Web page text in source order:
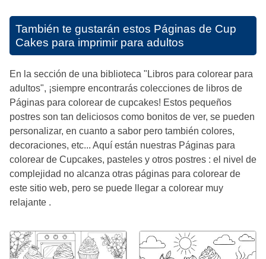
También te gustarán estos Páginas de Cup
Cakes para imprimir para adultos
En la sección de una biblioteca "Libros para colorear para
adultos", ¡siempre encontrarás colecciones de libros de
Páginas para colorear de cupcakes! Estos pequeños
postres son tan deliciosos como bonitos de ver, se pueden
personalizar, en cuanto a sabor pero también colores,
decoraciones, etc... Aquí están nuestras Páginas para
colorear de Cupcakes, pasteles y otros postres : el nivel de
complejidad no alcanza otras páginas para colorear de
este sitio web, pero se puede llegar a colorear muy
relajante .